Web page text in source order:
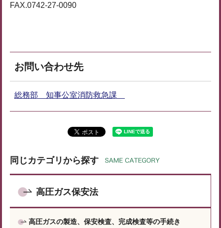
FAX.0742-27-0090
お問い合わせ先
総務部 知事公室消防救急課
同じカテゴリから探す
高圧ガス保安法
高圧ガスの製造、保安検査、完成検査等の手続き